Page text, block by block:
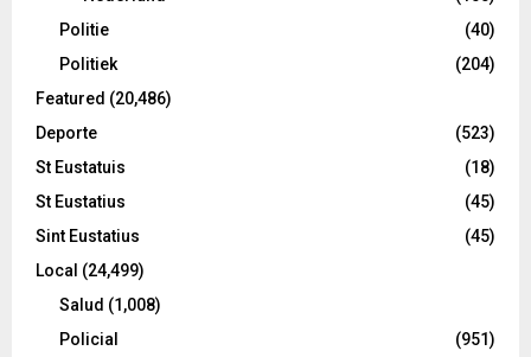
Politie
(40)
Politiek
(204)
Featured (20,486)
Deporte
(523)
St Eustatuis
(18)
St Eustatius
(45)
Sint Eustatius
(45)
Local (24,499)
Salud (1,008)
Policial
(951)